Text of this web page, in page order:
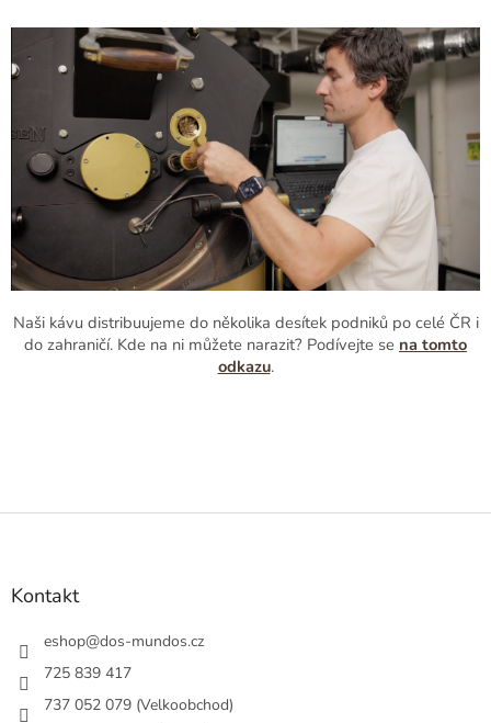
Naši kávu distribuujeme do několika desítek podniků po celé ČR i
do zahraničí. Kde na ni můžete narazit? Podívejte se na tomto
odkazu.
Z
Kontakt
eshop@dos-mundos.cz
725 839 417
737 052 079 (Velkoobchod)